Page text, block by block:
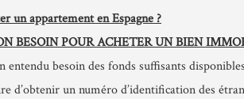
un appartement en Espagne ?
BESOIN POUR ACHETER UN BIEN
entendu besoin des fonds suffisants
d’obtenir un numéro d’identification des